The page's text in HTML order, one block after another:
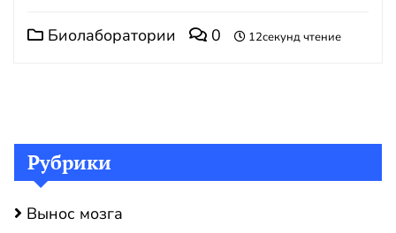
Биолаборатории 0 12секунд чтение
Рубрики
Вынос мозга